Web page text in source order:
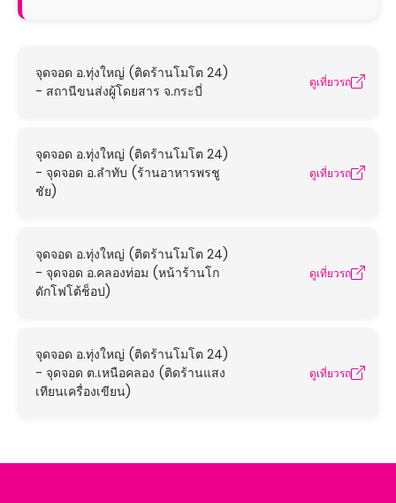
จุดจอด อ.ทุ่งใหญ่ (ติดร้านโมโต 24)
- สถานีขนส่งผู้โดยสาร จ.กระบี่
ดูเที่ยวรถ
จุดจอด อ.ทุ่งใหญ่ (ติดร้านโมโต 24)
- จุดจอด อ.ลำทับ (ร้านอาหารพรชู
ชัย)
ดูเที่ยวรถ
จุดจอด อ.ทุ่งใหญ่ (ติดร้านโมโต 24)
- จุดจอด อ.คลองท่อม (หน้าร้านโก
ดักโฟโต้ช็อป)
ดูเที่ยวรถ
จุดจอด อ.ทุ่งใหญ่ (ติดร้านโมโต 24)
- จุดจอด ต.เหนือคลอง (ติดร้านแสง
เทียนเครื่องเขียน)
ดูเที่ยวรถ